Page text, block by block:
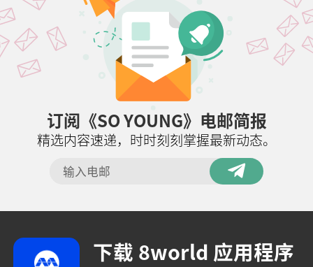
订阅《SO YOUNG》电邮简报
精选内容速递，时时刻刻掌握最新动态。
下载 8world 应用程序